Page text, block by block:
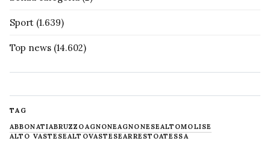
Sport (1.639)
Top news (14.602)
TAG
ABBONATIABRUZZOAGNONEAGNONESEALTOMOLISE
ALTO VASTESEALTOVASTESEARRESTOATESSA